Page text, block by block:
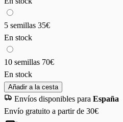
5 semillas 35€
En stock
10 semillas 70€
En stock
Añadir a la cesta
Envíos disponibles para España
Envío gratuito a partir de 30€